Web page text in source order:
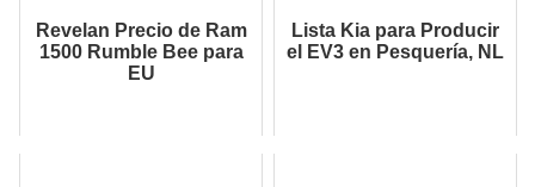
Revelan Precio de Ram
1500 Rumble Bee para
EU
Lista Kia para Producir
el EV3 en Pesquería, NL